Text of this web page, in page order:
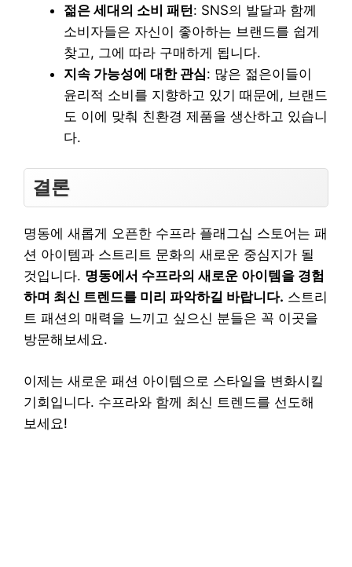
젊은 세대의 소비 패턴: SNS의 발달과 함께
소비자들은 자신이 좋아하는 브랜드를 쉽게
찾고, 그에 따라 구매하게 됩니다.
지속 가능성에 대한 관심: 많은 젊은이들이
윤리적 소비를 지향하고 있기 때문에, 브랜드
도 이에 맞춰 친환경 제품을 생산하고 있습니
다.
결론
명동에 새롭게 오픈한 수프라 플래그십 스토어는 패
션 아이템과 스트리트 문화의 새로운 중심지가 될
것입니다. 명동에서 수프라의 새로운 아이템을 경험
하며 최신 트렌드를 미리 파악하길 바랍니다. 스트리
트 패션의 매력을 느끼고 싶으신 분들은 꼭 이곳을
방문해보세요.
이제는 새로운 패션 아이템으로 스타일을 변화시킬
기회입니다. 수프라와 함께 최신 트렌드를 선도해
보세요!